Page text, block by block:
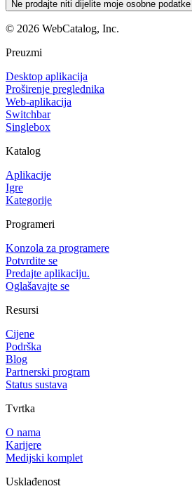
Ne prodajte niti dijelite moje osobne podatke
© 2026 WebCatalog, Inc.
Preuzmi
Desktop aplikacija
Proširenje preglednika
Web-aplikacija
Switchbar
Singlebox
Katalog
Aplikacije
Igre
Kategorije
Programeri
Konzola za programere
Potvrdite se
Predajte aplikaciju.
Oglašavajte se
Resursi
Cijene
Podrška
Blog
Partnerski program
Status sustava
Tvrtka
O nama
Karijere
Medijski komplet
Usklađenost